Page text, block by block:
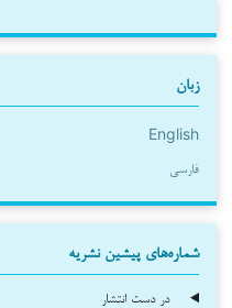
زبان
English
فارسی
شماره‌های پیشین نشریه
در دست انتشار